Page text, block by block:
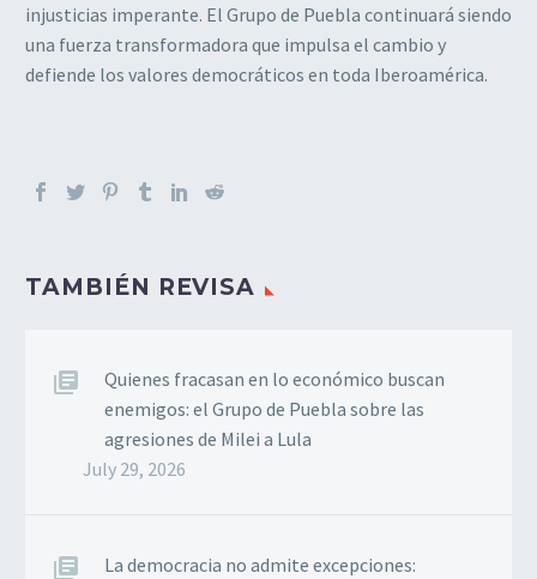
injusticias imperante. El Grupo de Puebla continuará siendo
una fuerza transformadora que impulsa el cambio y
defiende los valores democráticos en toda Iberoamérica.
TAMBIÉN REVISA
Quienes fracasan en lo económico buscan
enemigos: el Grupo de Puebla sobre las
agresiones de Milei a Lula
July 29, 2026
La democracia no admite excepciones: